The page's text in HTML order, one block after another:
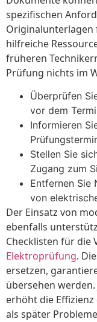
spezifischen
Originalunterlagen
hilfreiche
früheren
Prüfung nichts im
Überprüfen
vor dem
Informieren
Stellen Sie
Zugang zum
Entfernen Sie
von
Der Einsatz von
ebenfalls
Checklisten für die
Elektroprüfung.
ersetzen,
übersehen
erhöht die
als später